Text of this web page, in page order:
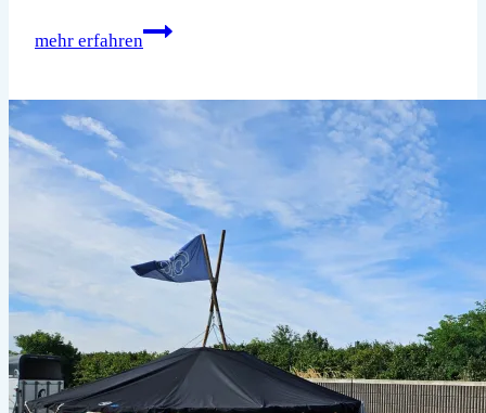
mehr erfahren
Juggerturnier